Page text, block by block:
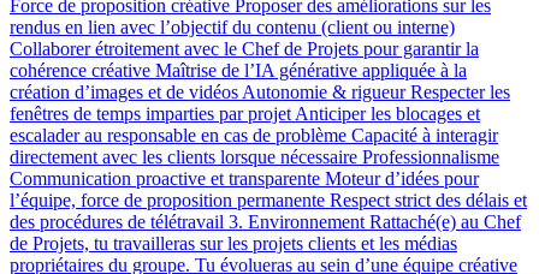
Force de proposition créative Proposer des améliorations sur les
rendus en lien avec l’objectif du contenu (client ou interne)
Collaborer étroitement avec le Chef de Projets pour garantir la
cohérence créative Maîtrise de l’IA générative appliquée à la
création d’images et de vidéos Autonomie & rigueur Respecter les
fenêtres de temps imparties par projet Anticiper les blocages et
escalader au responsable en cas de problème Capacité à interagir
directement avec les clients lorsque nécessaire Professionnalisme
Communication proactive et transparente Moteur d’idées pour
l’équipe, force de proposition permanente Respect strict des délais et
des procédures de télétravail 3. Environnement Rattaché(e) au Chef
de Projets, tu travailleras sur les projets clients et les médias
propriétaires du groupe. Tu évolueras au sein d’une équipe créative